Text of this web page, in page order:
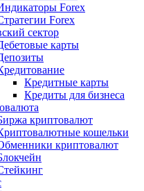
Forex
Forex
сектор
карты
Кредитные карты
Кредиты для бизнеса
криптовалют
кошельки
криптовалют